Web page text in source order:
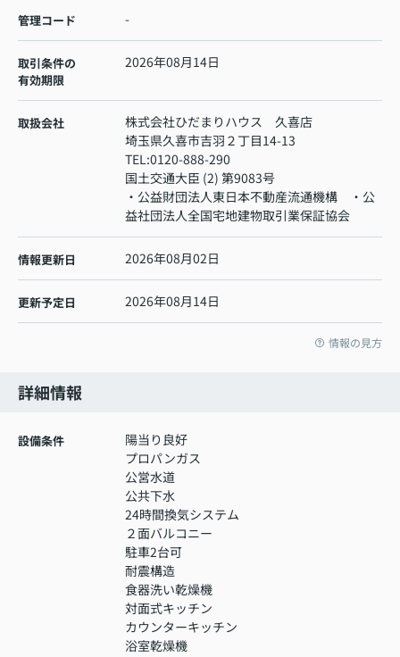
管理コード -
取引条件の
有効期限
2026年08月14日
取扱会社
株式会社ひだまりハウス 久喜店
埼玉県久喜市吉羽２丁目14-13
TEL:0120-888-290
国土交通大臣 (2) 第9083号
・公益財団法人東日本不動産流通機構 ・公
益社団法人全国宅地建物取引業保証協会
情報更新日 2026年08月02日
更新予定日 2026年08月14日
情報の見方
詳細情報
設備条件
陽当り良好
プロパンガス
公営水道
公共下水
24時間換気システム
２面バルコニー
駐車2台可
耐震構造
食器洗い乾燥機
対面式キッチン
カウンターキッチン
浴室乾燥機